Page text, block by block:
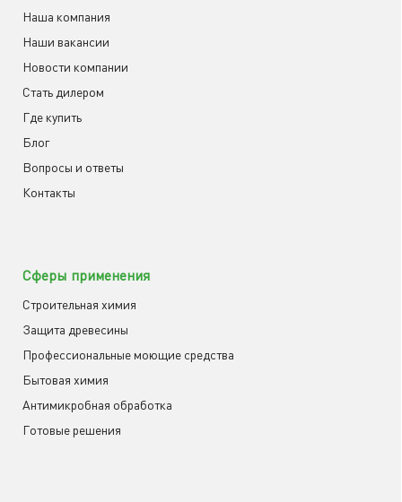
Наша компания
Наши вакансии
Новости компании
Cтать дилером
Где купить
Блог
Вопросы и ответы
Контакты
Сферы применения
Строительная химия
Защита древесины
Профессиональные моющие средства
Бытовая химия
Антимикробная обработка
Готовые решения